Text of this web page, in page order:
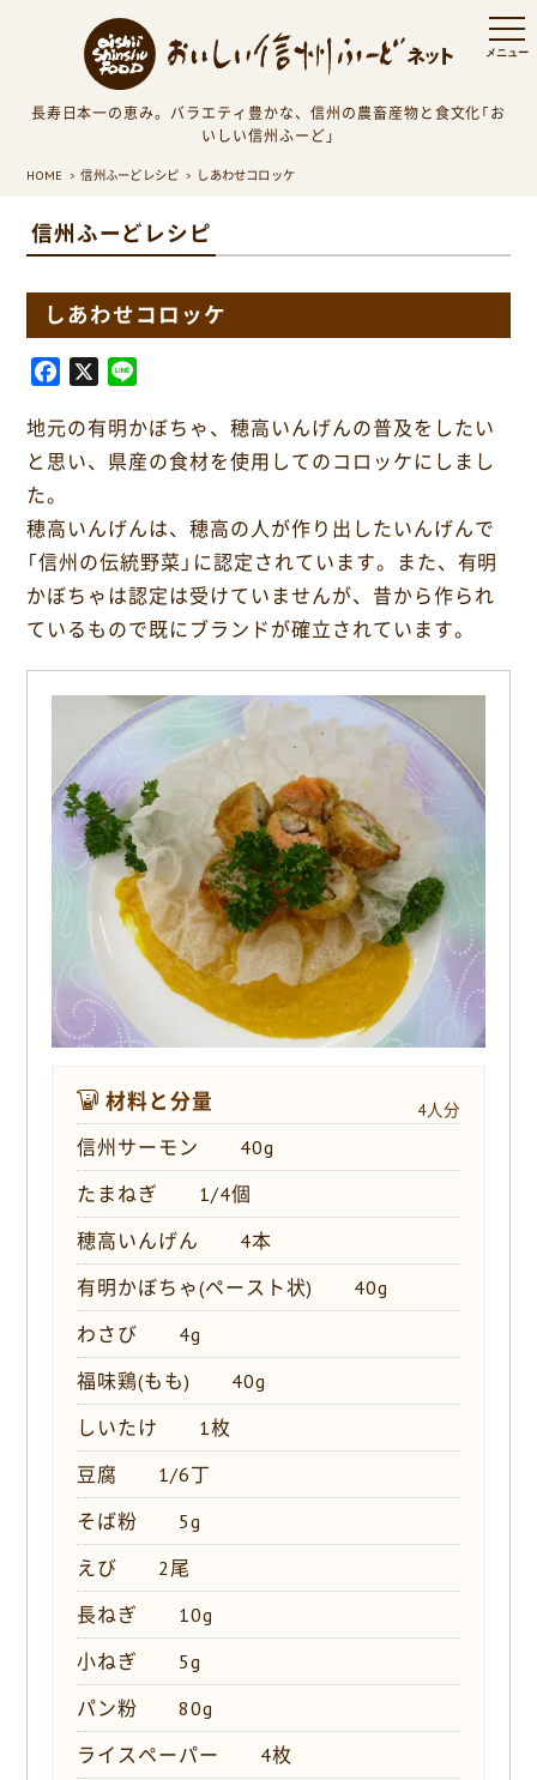
長寿日本一の恵み。バラエティ豊かな、信州の農畜産物と食文化「お
いしい信州ふーど」
HOME 信州ふーどレシピ しあわせコロッケ
信州ふーどレシピ
しあわせコロッケ
c
e
o
o
k
X
n
e
地元の有明かぼちゃ、穂高いんげんの普及をしたい
と思い、県産の食材を使用してのコロッケにしまし
た。
穂高いんげんは、穂高の人が作り出したいんげんで
「信州の伝統野菜」に認定されています。また、有明
かぼちゃは認定は受けていませんが、昔から作られ
ているもので既にブランドが確立されています。
材料と分量 4人分
信州サーモン 40g
たまねぎ 1/4個
穂高いんげん 4本
有明かぼちゃ(ペースト状) 40g
わさび 4g
福味鶏(もも) 40g
しいたけ 1枚
豆腐 1/6丁
そば粉 5g
えび 2尾
長ねぎ 10g
小ねぎ 5g
パン粉 80g
ライスペーパー 4枚